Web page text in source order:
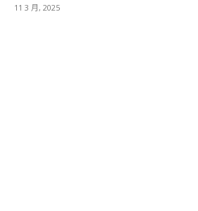
11 3 月, 2025